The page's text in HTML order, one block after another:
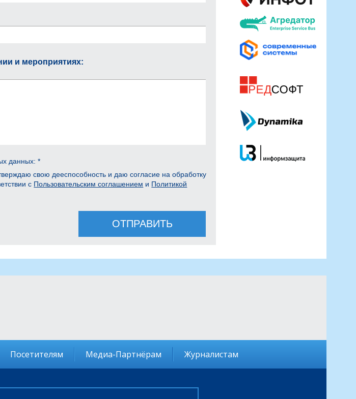
и мероприятиях:
данных: *
свою дееспособность и даю согласие на обработку
с Пользовательским соглашением и Политикой
ОТПРАВИТЬ
Посетителям Медиа-Партнёрам Журналистам